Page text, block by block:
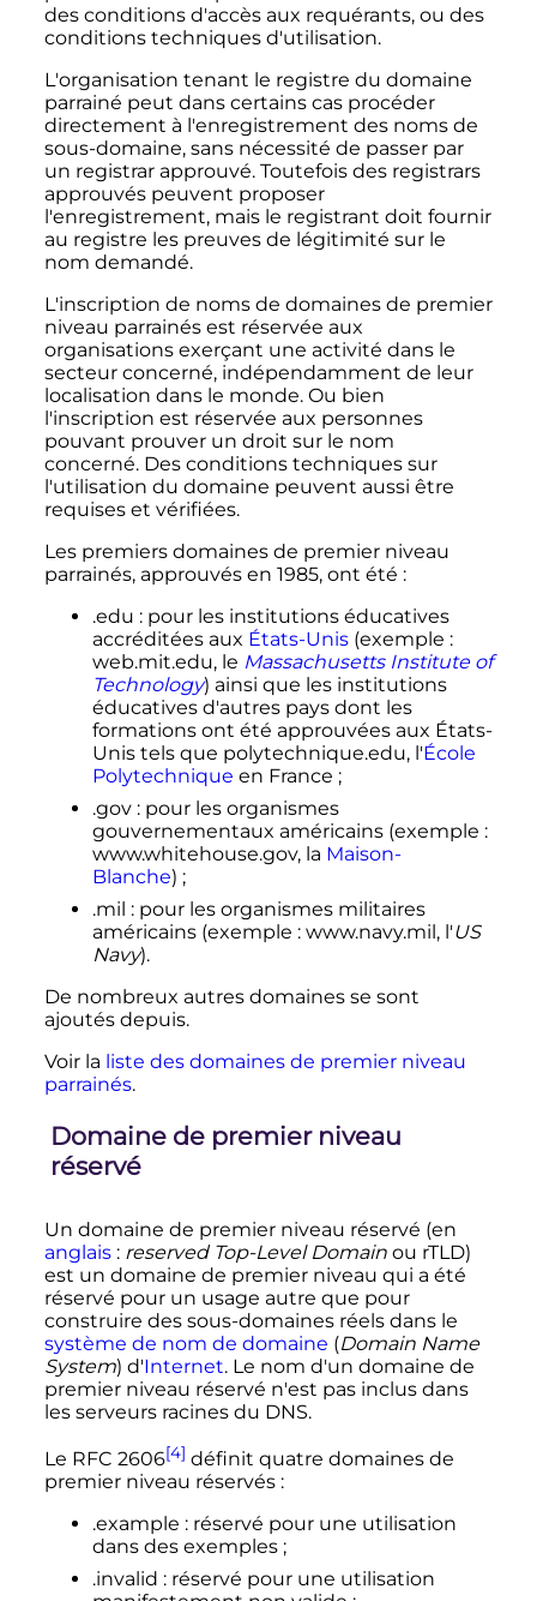
des conditions d'accès aux requérants, ou des
conditions techniques d'utilisation.
L'organisation tenant le registre du domaine
parrainé peut dans certains cas procéder
directement à l'enregistrement des noms de
sous-domaine, sans nécessité de passer par
un registrar approuvé. Toutefois des registrars
approuvés peuvent proposer
l'enregistrement, mais le registrant doit fournir
au registre les preuves de légitimité sur le
nom demandé.
L'inscription de noms de domaines de premier
niveau parrainés est réservée aux
organisations exerçant une activité dans le
secteur concerné, indépendamment de leur
localisation dans le monde. Ou bien
l'inscription est réservée aux personnes
pouvant prouver un droit sur le nom
concerné. Des conditions techniques sur
l'utilisation du domaine peuvent aussi être
requises et vérifiées.
Les premiers domaines de premier niveau
parrainés, approuvés en 1985, ont été :
.edu : pour les institutions éducatives
accréditées aux États-Unis(exemple :
web.mit.edu, le Massachusetts Institute of
Technology) ainsi que les institutions
éducatives d'autres pays dont les
formations ont été approuvées aux États-
Unis tels que polytechnique.edu, l'École
Polytechnique en France ;
.gov : pour les organismes
gouvernementaux américains (exemple :
www.whitehouse.gov, la Maison-
Blanche) ;
.mil : pour les organismes militaires
américains (exemple : www.navy.mil, l'US
Navy).
De nombreux autres domaines se sont
ajoutés depuis.
Voir la liste des domaines de premier niveau
parrainés.
Domaine de premier niveau
réservé
Un domaine de premier niveau réservé (en
anglais: reserved Top-Level Domainou rTLD)
est un domaine de premier niveau qui a été
réservé pour un usage autre que pour
construire des sous-domaines réels dans le
système de nom de domaine (Domain Name
System) d'Internet. Le nom d'un domaine de
premier niveau réservé n'est pas inclus dans
les serveurs racines du DNS.
Le RFC 2606[4] définit quatre domaines de
premier niveau réservés :
.example : réservé pour une utilisation
dans des exemples ;
.invalid : réservé pour une utilisation